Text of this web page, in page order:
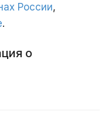
России,
.
о